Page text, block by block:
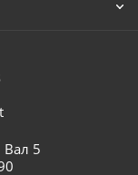
Вал 5